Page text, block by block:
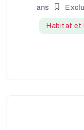
ans
Habitat et